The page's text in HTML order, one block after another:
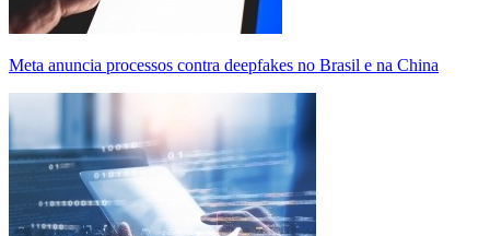
Meta anuncia processos contra deepfakes no Brasil e na China